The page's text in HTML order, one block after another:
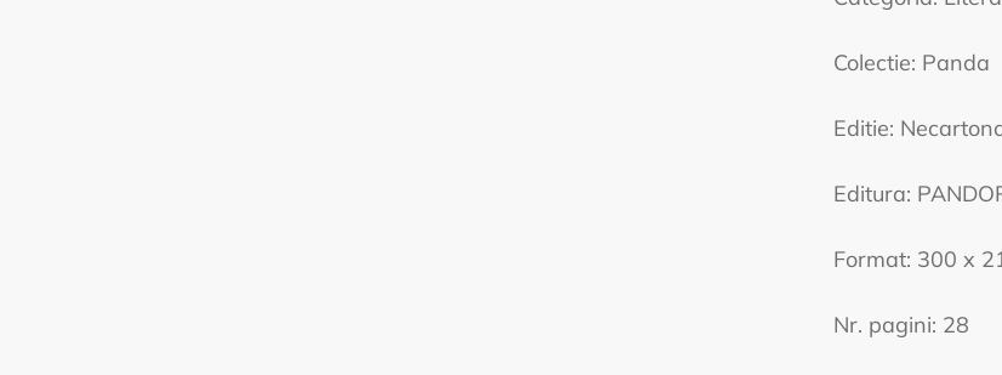
Colectie: Panda
Editie:
Editura:
Format: 300 x
Nr. pagini: 28